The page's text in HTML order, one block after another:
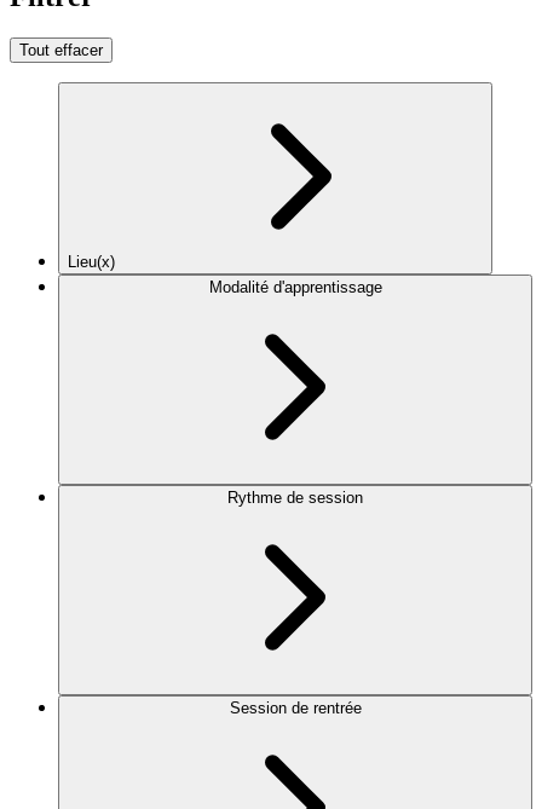
Tout effacer
Lieu(x)
Modalité d'apprentissage
Rythme de session
Session de rentrée